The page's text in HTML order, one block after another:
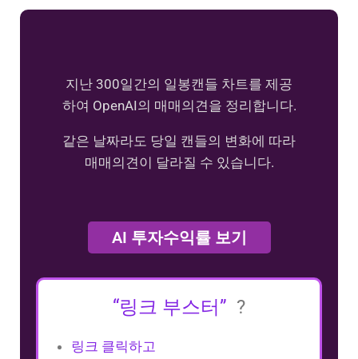
지난 300일간의 일봉캔들 차트를 제공
하여 OpenAI의 매매의견을 정리합니다.
같은 날짜라도 당일 캔들의 변화에 따라
매매의견이 달라질 수 있습니다.
AI 투자수익률 보기
“링크 부스터” ?
링크 클릭하고